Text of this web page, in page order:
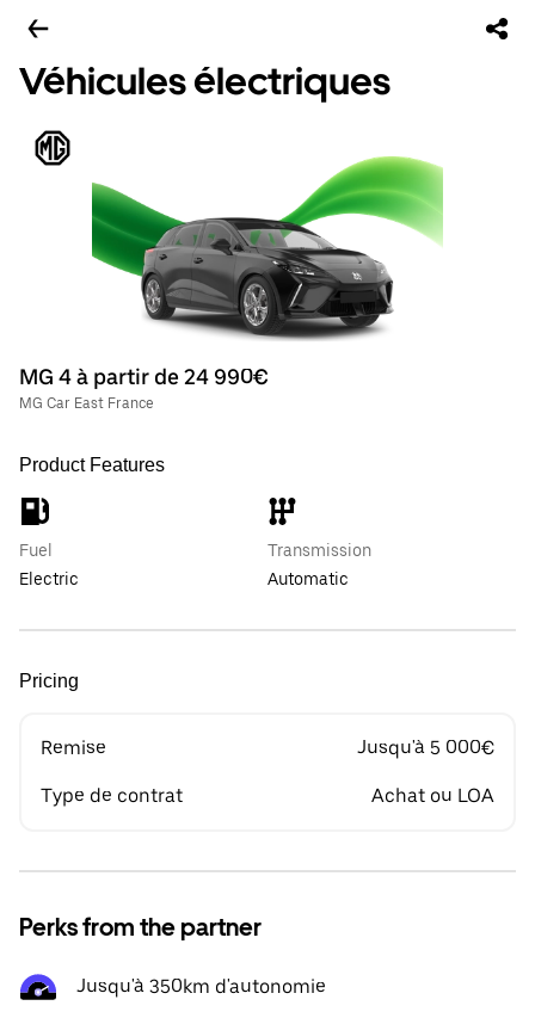
Véhicules électriques
MG 4 à partir de 24 990€
MG Car East France
Product Features
Fuel
Electric
Transmission
Automatic
Pricing
Remise Jusqu'à 5 000€
Type de contrat Achat ou LOA
Perks from the partner
Jusqu'à 350km d'autonomie